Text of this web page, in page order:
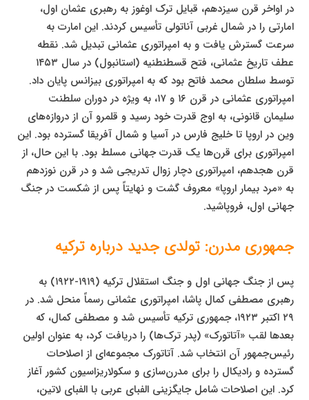
در اواخر قرن سیزدهم، قبایل ترک اوغوز به رهبری عثمان اول،
امارتی را در شمال غربی آناتولی تأسیس کردند. این امارت به
سرعت گسترش یافت و به امپراتوری عثمانی تبدیل شد. نقطه
عطف تاریخ عثمانی، فتح قسطنطنیه (استانبول) در سال ۱۴۵۳
توسط سلطان محمد فاتح بود که به امپراتوری بیزانس پایان داد.
امپراتوری عثمانی در قرن ۱۶ و ۱۷، به ویژه در دوران سلطنت
سلیمان قانونی، به اوج قدرت خود رسید و قلمرو آن از دروازه‌های
وین در اروپا تا خلیج فارس در آسیا و شمال آفریقا گسترده بود. این
امپراتوری برای قرن‌ها یک قدرت جهانی مسلط بود. با این حال، از
قرن هجدهم، امپراتوری دچار زوال تدریجی شد و در قرن نوزدهم
به «مرد بیمار اروپا» معروف گشت و نهایتاً پس از شکست در جنگ
جهانی اول، فروپاشید.
جمهوری مدرن: تولدی جدید درباره ترکیه
پس از جنگ جهانی اول و جنگ استقلال ترکیه (۱۹۱۹-۱۹۲۲) به
رهبری مصطفی کمال پاشا، امپراتوری عثمانی رسماً منحل شد. در
۲۹ اکتبر ۱۹۲۳، جمهوری ترکیه تأسیس شد و مصطفی کمال، که
بعدها لقب «آتاتورک» (پدر ترک‌ها) را دریافت کرد، به عنوان اولین
رئیس‌جمهور آن انتخاب شد. آتاتورک مجموعه‌ای از اصلاحات
گسترده و رادیکال را برای مدرن‌سازی و سکولاریزاسیون کشور آغاز
کرد. این اصلاحات شامل جایگزینی الفبای عربی با الفبای لاتین،